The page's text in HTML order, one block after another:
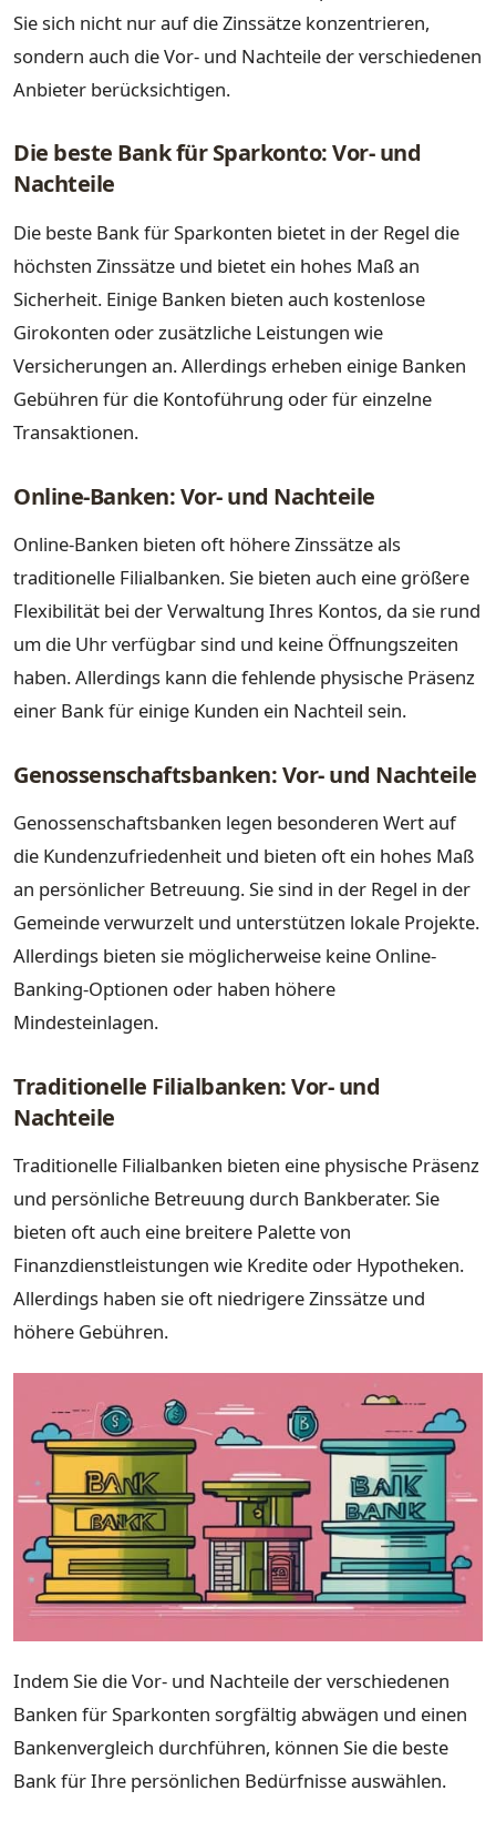
Sie sich nicht nur auf die Zinssätze konzentrieren,
sondern auch die Vor- und Nachteile der verschiedenen
Anbieter berücksichtigen.
Die beste Bank für Sparkonto: Vor- und
Nachteile
Die beste Bank für Sparkonten bietet in der Regel die
höchsten Zinssätze und bietet ein hohes Maß an
Sicherheit. Einige Banken bieten auch kostenlose
Girokonten oder zusätzliche Leistungen wie
Versicherungen an. Allerdings erheben einige Banken
Gebühren für die Kontoführung oder für einzelne
Transaktionen.
Online-Banken: Vor- und Nachteile
Online-Banken bieten oft höhere Zinssätze als
traditionelle Filialbanken. Sie bieten auch eine größere
Flexibilität bei der Verwaltung Ihres Kontos, da sie rund
um die Uhr verfügbar sind und keine Öffnungszeiten
haben. Allerdings kann die fehlende physische Präsenz
einer Bank für einige Kunden ein Nachteil sein.
Genossenschaftsbanken: Vor- und Nachteile
Genossenschaftsbanken legen besonderen Wert auf
die Kundenzufriedenheit und bieten oft ein hohes Maß
an persönlicher Betreuung. Sie sind in der Regel in der
Gemeinde verwurzelt und unterstützen lokale Projekte.
Allerdings bieten sie möglicherweise keine Online-
Banking-Optionen oder haben höhere
Mindesteinlagen.
Traditionelle Filialbanken: Vor- und
Nachteile
Traditionelle Filialbanken bieten eine physische Präsenz
und persönliche Betreuung durch Bankberater. Sie
bieten oft auch eine breitere Palette von
Finanzdienstleistungen wie Kredite oder Hypotheken.
Allerdings haben sie oft niedrigere Zinssätze und
höhere Gebühren.
Indem Sie die Vor- und Nachteile der verschiedenen
Banken für Sparkonten sorgfältig abwägen und einen
Bankenvergleich durchführen, können Sie die beste
Bank für Ihre persönlichen Bedürfnisse auswählen.